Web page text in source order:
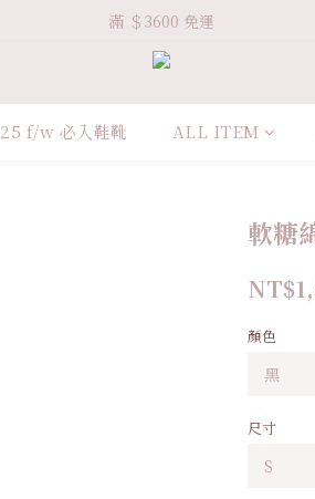
Welcome VHS.co
滿 ＄3600 免運
Welcome VHS.co
25 f/w 必入鞋靴 ALL ITEM
軟糖
顏色
尺寸